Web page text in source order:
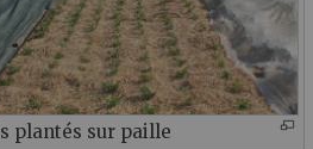
plantés sur paille